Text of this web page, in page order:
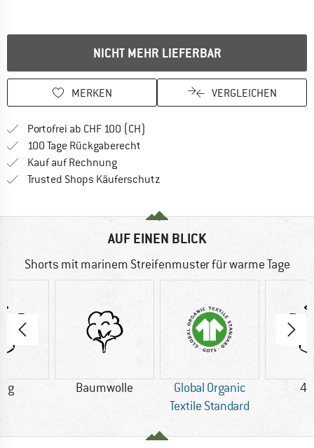
NICHT MEHR LIEFERBAR
MERKEN VERGLEICHEN
Portofrei ab CHF 100 (CH)
100 Tage Rückgaberecht
Kauf auf RechnungFinde die Zahlungs-Infos hier! Öffnet
Trusted Shops Käuferschutz
AUF EINEN BLICK
Shorts mit marinem Streifenmuster für warme Tage
g Baumwolle
Global Organic
Textile Standard